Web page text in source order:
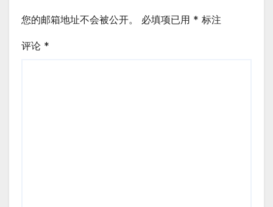
您的邮箱地址不会被公开。 必填项已用 * 标注
评论 *